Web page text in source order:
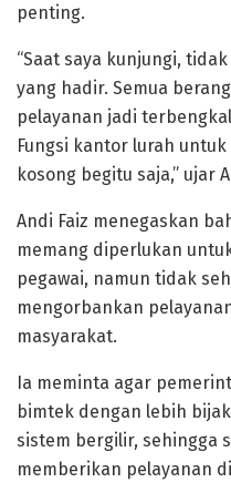
penting.
“Saat saya kunjungi,
yang hadir. Semua
pelayanan jadi
Fungsi kantor lurah
kosong begitu saja,” ujar
Andi Faiz menegaskan
memang diperlukan
pegawai, namun tidak
mengorbankan
masyarakat.
Ia meminta agar
bimtek dengan lebih
sistem bergilir, sehingga
memberikan pelayanan